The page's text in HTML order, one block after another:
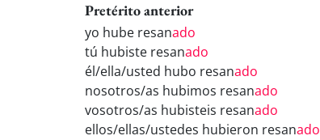
Pretérito anterior
yo hube resanado
tú hubiste resanado
él/ella/usted hubo resanado
nosotros/as hubimos resanado
vosotros/as hubisteis resanado
ellos/ellas/ustedes hubieron resanado